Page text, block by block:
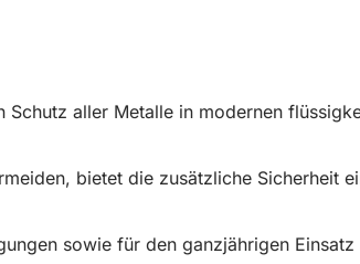
aller Metalle in modernen
bietet die zusätzliche Sicherheit
sowie für den ganzjährigen